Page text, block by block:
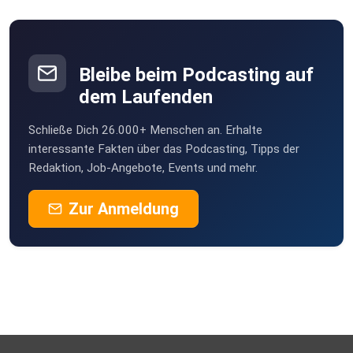
https://ko-fi.com/transzendenter_traum
Bleibe beim Podcasting auf
dem Laufenden
Schließe Dich 26.000+ Menschen an. Erhalte
interessante Fakten über das Podcasting, Tipps der
Redaktion, Job-Angebote, Events und mehr.
Zur Anmeldung